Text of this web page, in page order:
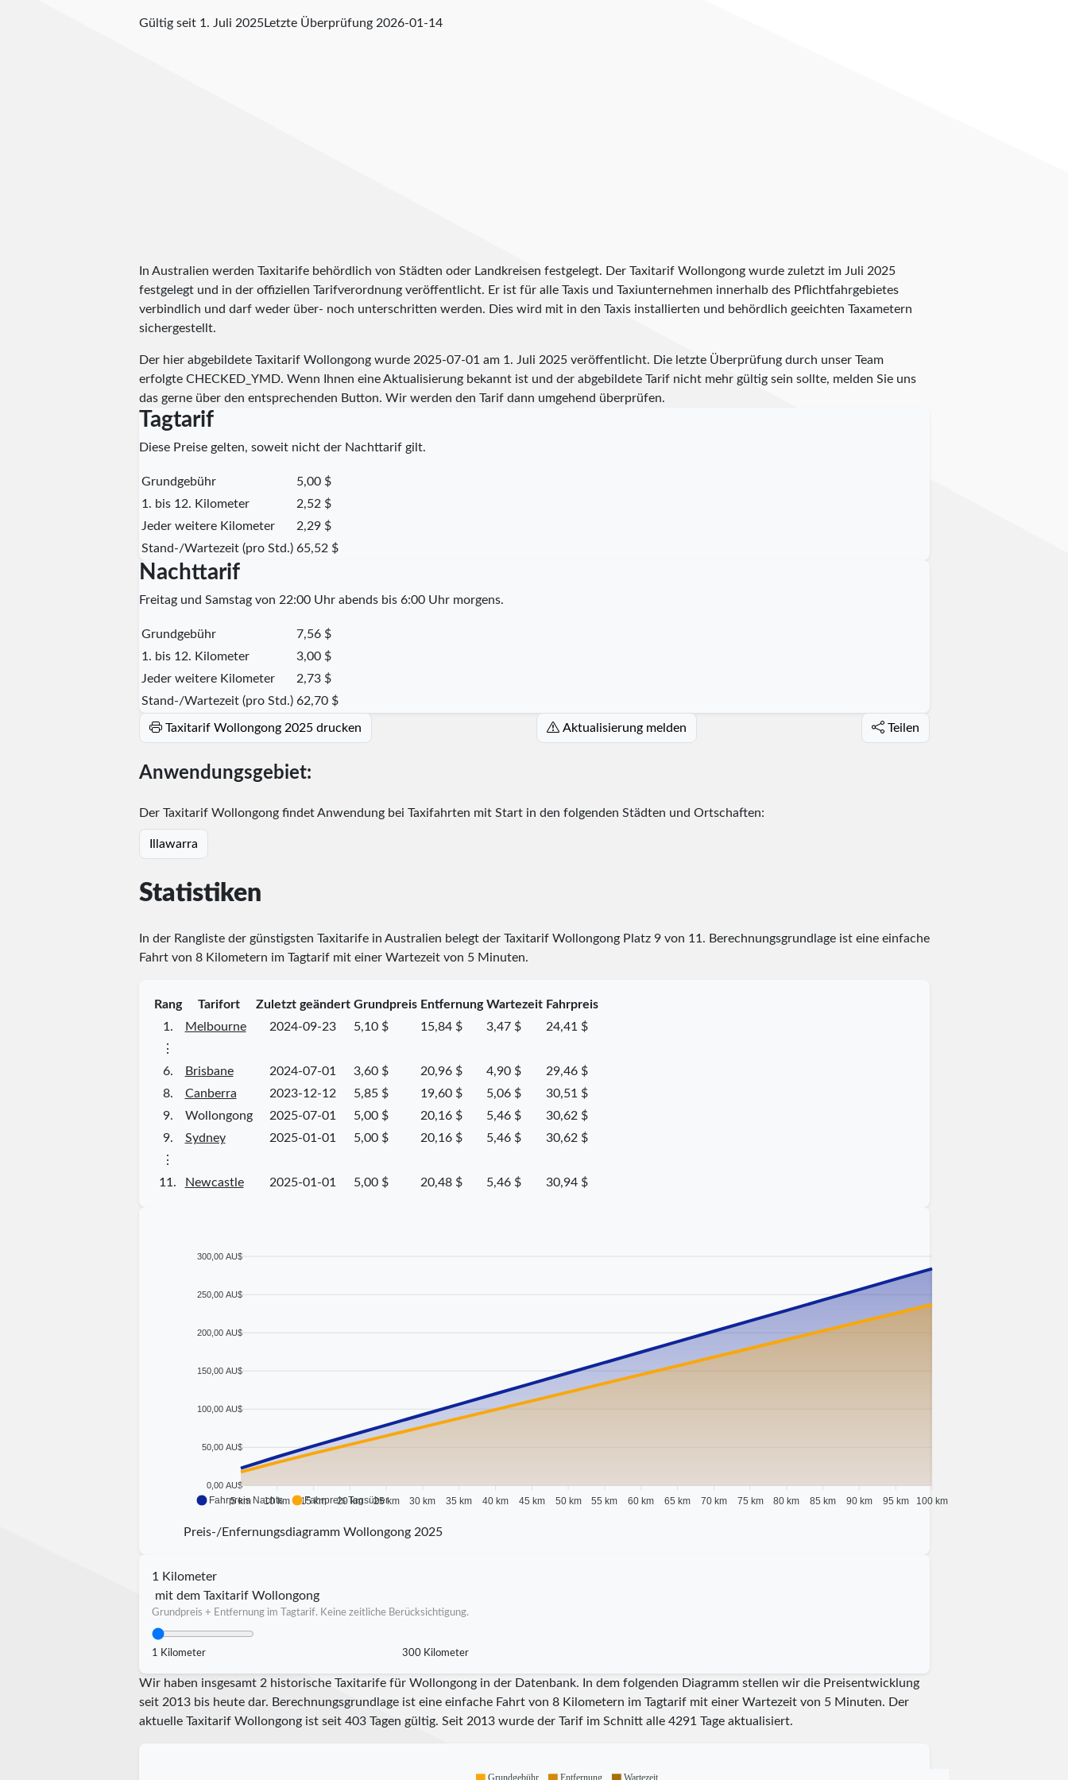
Gültig seit 1. Juli 2025Letzte Überprüfung 2026-01-14
In Australien werden Taxitarife behördlich von Städten oder Landkreisen festgelegt. Der Taxitarif Wollongong wurde zuletzt im Juli 2025
festgelegt und in der offiziellen Tarifverordnung veröffentlicht. Er ist für alle Taxis und Taxiunternehmen innerhalb des Pflichtfahrgebietes
verbindlich und darf weder über- noch unterschritten werden. Dies wird mit in den Taxis installierten und behördlich geeichten Taxametern
sichergestellt.
Der hier abgebildete Taxitarif Wollongong wurde 2025-07-01 am 1. Juli 2025 veröffentlicht. Die letzte Überprüfung durch unser Team
erfolgte CHECKED_YMD. Wenn Ihnen eine Aktualisierung bekannt ist und der abgebildete Tarif nicht mehr gültig sein sollte, melden Sie uns
das gerne über den entsprechenden Button. Wir werden den Tarif dann umgehend überprüfen.
Tagtarif
Diese Preise gelten, soweit nicht der Nachttarif gilt.
Grundgebühr
5,00 $
1. bis 12. Kilometer
2,52 $
Jeder weitere Kilometer
2,29 $
Stand-/Wartezeit (pro Std.) 65,52 $
Nachttarif
Freitag und Samstag von 22:00 Uhr abends bis 6:00 Uhr morgens.
Grundgebühr
7,56 $
1. bis 12. Kilometer
3,00 $
Jeder weitere Kilometer
2,73 $
Stand-/Wartezeit (pro Std.) 62,70 $
Taxitarif Wollongong 2025 drucken Aktualisierung melden Teilen
Anwendungsgebiet:
Der Taxitarif Wollongong findet Anwendung bei Taxifahrten mit Start in den folgenden Städten und Ortschaften:
Illawarra
Statistiken
In der Rangliste der günstigsten Taxitarife in Australien belegt der Taxitarif Wollongong Platz 9von 11 . Berechnungsgrundlage ist eine einfache
Fahrt von 8 Kilometern im Tagtarif mit einer Wartezeit von 5 Minuten.
Rang Tarifort Zuletzt geändert Grundpreis Entfernung Wartezeit Fahrpreis
1.
Melbourne 2024-09-23 5,10 $ 15,84 $ 3,47 $
24,41 $
⋮
6.
Brisbane 2024-07-01 3,60 $ 20,96 $ 4,90 $
29,46 $
8.
Canberra 2023-12-12 5,85 $ 19,60 $ 5,06 $
30,51 $
9.
Wollongong 2025-07-01 5,00 $ 20,16 $ 5,46 $
30,62 $
9.
Sydney 2025-01-01 5,00 $ 20,16 $ 5,46 $
30,62 $
⋮
11.
Newcastle 2025-01-01 5,00 $ 20,48 $ 5,46 $ 30,94 $
300,00 AU$
250,00 AU$
200,00 AU$
150,00 AU$
100,00 AU$
50,00 AU$
0,00 AU$
5 km 10 km 15 km 20 km 25 km 30 km 35 km 40 km 45 km 50 km 55 km 60 km 65 km 70 km 75 km 80 km 85 km 90 km 95 km 100 km
Fahrpreis Nachts Fahrpreis Tagsüber
Preis-/Enfernungsdiagramm Wollongong 2025
1 Kilometer
mit dem Taxitarif Wollongong
Grundpreis + Entfernung im Tagtarif. Keine zeitliche Berücksichtigung.
1 Kilometer 300 Kilometer
Wir haben insgesamt 2 historische Taxitarife für Wollongong in der Datenbank. In dem folgenden Diagramm stellen wir die Preisentwicklung
seit 2013 bis heute dar. Berechnungsgrundlage ist eine einfache Fahrt von 8 Kilometern im Tagtarif mit einer Wartezeit von 5 Minuten. Der
aktuelle Taxitarif Wollongong ist seit 403Tagen gültig. Seit 2013wurde der Tarif im Schnitt alle 4291 Tage aktualisiert.